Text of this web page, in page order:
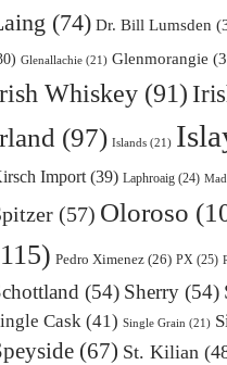
(74) Dr. Bill Lumsden
Glenallachie(21) Glenmorangie
Whiskey(91)
(97) Islands(21)
Import(39) Laphroaig(24)
(57) Oloroso
Pedro Ximenez(26) PX(25)
(54) Sherry(54)
Cask(41) Single Grain (21)
(67) St. Kilian